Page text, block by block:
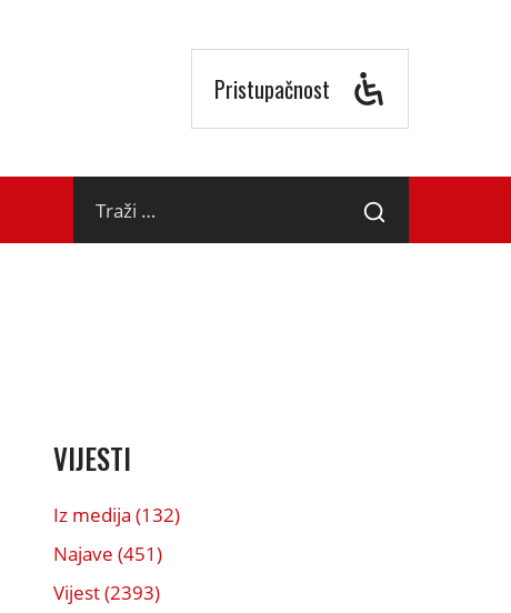
Pristupačnost
Traži
VIJESTI
Iz medija (132)
Najave (451)
Vijest (2393)